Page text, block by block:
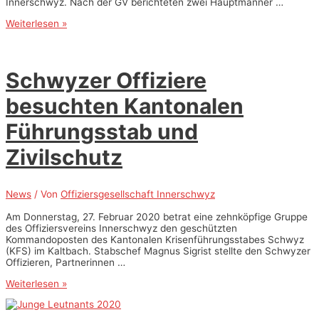
Innerschwyzer
GV
Weiterlesen »
Schwyzer Offiziere
besuchten Kantonalen
Führungsstab und
Zivilschutz
News / Von Offiziersgesellschaft Innerschwyz
Am Donnerstag, 27. Februar 2020 betrat eine zehnköpfige Gruppe
des Offiziersvereins Innerschwyz den geschützten
Kommandoposten des Kantonalen Krisenführungsstabes Schwyz
(KFS) im Kaltbach. Stabschef Magnus Sigrist stellte den Schwyzer
Offizieren, Partnerinnen …
Schwyzer
besuchten
Weiterlesen »